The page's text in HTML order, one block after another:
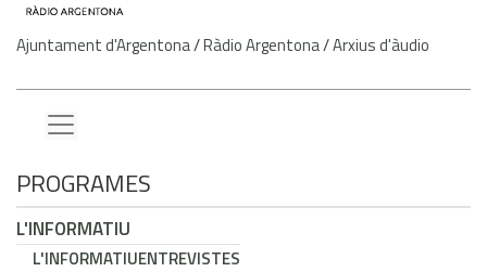
Ajuntament d'Argentona/Ràdio Argentona/Arxius d'àudio
PROGRAMES
L'INFORMATIU
L'INFORMATIUENTREVISTES